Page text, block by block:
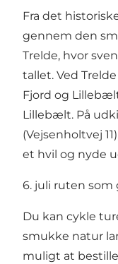
Fra det
gennem den
Trelde, hvor
tallet. Ved
Fjord og
Lillebælt. På
(Vejsenholtvej
et hvil og nyde
6. juli ruten
Du kan cykle
smukke natur
muligt at